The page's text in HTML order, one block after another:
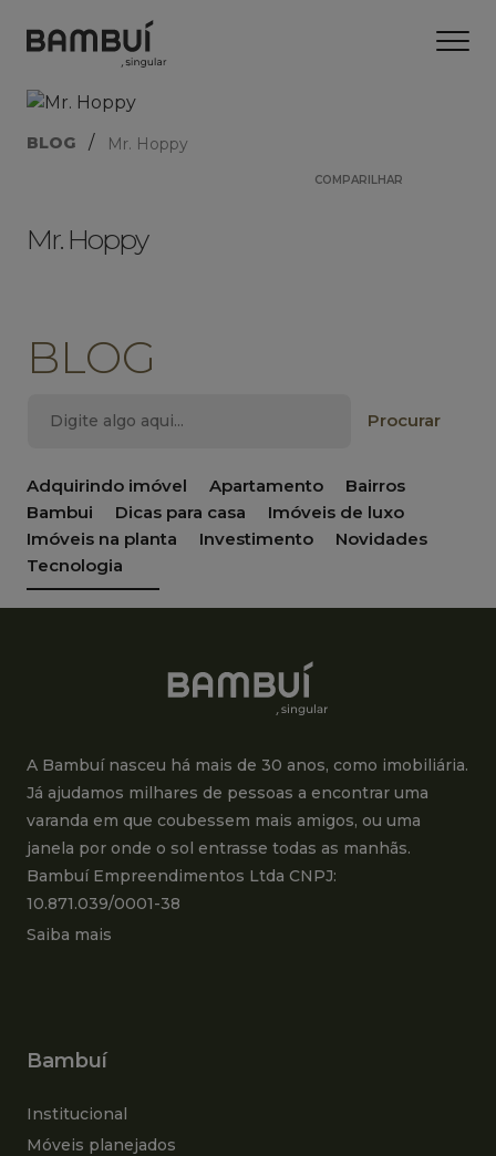
BLOG / Mr. Hoppy
COMPARILHAR
Mr. Hoppy
BLOG
Adquirindo imóvel Apartamento
Bairros
Bambui
Dicas para casa
Imóveis de luxo
Imóveis na planta
Investimento
Novidades
Tecnologia
A Bambuí nasceu há mais de 30 anos, como imobiliária.
Já ajudamos milhares de pessoas a encontrar uma
varanda em que coubessem mais amigos, ou uma
janela por onde o sol entrasse todas as manhãs.
Bambuí Empreendimentos Ltda CNPJ:
10.871.039/0001-38
Saiba mais
Bambuí
Institucional
Móveis planejados